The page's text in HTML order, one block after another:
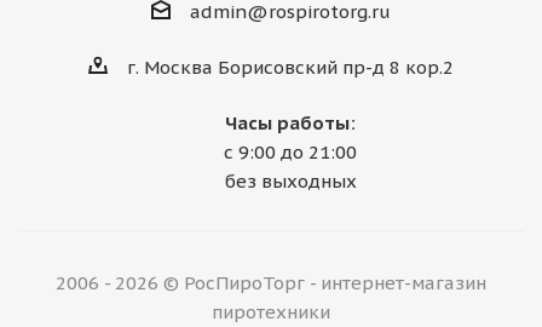
admin@rospirotorg.ru
г. Москва Борисовский пр-д 8 кор.2
Часы работы:
с 9:00 до 21:00
без выходных
2006 - 2026 © РосПироТорг - интернет-магазин
пиротехники